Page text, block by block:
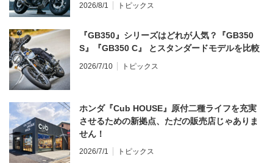
2026/8/1 トピックス
『GB350』シリーズはどれが人気？『GB350
S』『GB350 C』 とスタンダードモデルを比較
2026/7/10 トピックス
ホンダ『Cub HOUSE』原付二種ライフを充実
させるための新拠点、ただの販売店じゃありま
せん！
2026/7/1 トピックス